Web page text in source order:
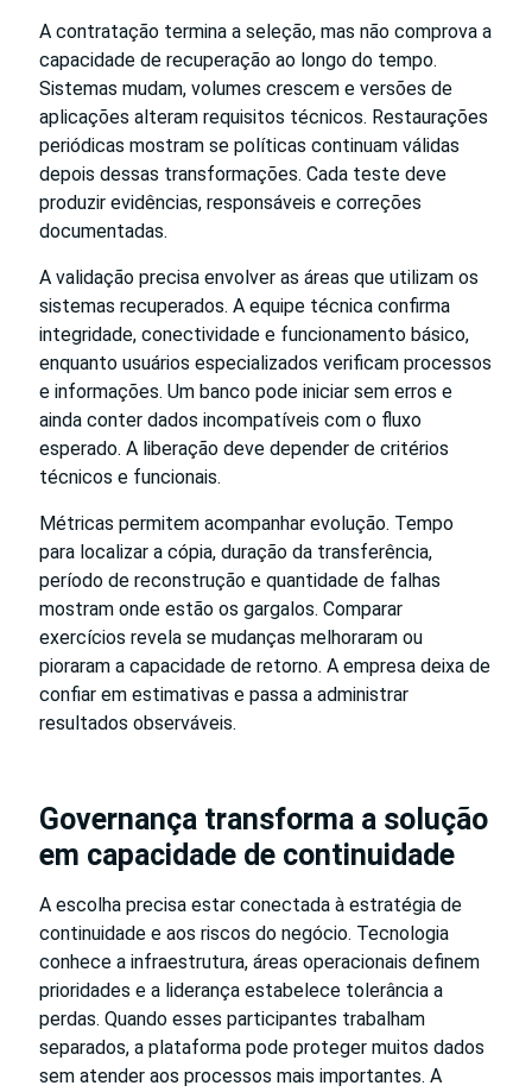
A contratação termina a seleção, mas não comprova a
capacidade de recuperação ao longo do tempo.
Sistemas mudam, volumes crescem e versões de
aplicações alteram requisitos técnicos. Restaurações
periódicas mostram se políticas continuam válidas
depois dessas transformações. Cada teste deve
produzir evidências, responsáveis e correções
documentadas.
A validação precisa envolver as áreas que utilizam os
sistemas recuperados. A equipe técnica confirma
integridade, conectividade e funcionamento básico,
enquanto usuários especializados verificam processos
e informações. Um banco pode iniciar sem erros e
ainda conter dados incompatíveis com o fluxo
esperado. A liberação deve depender de critérios
técnicos e funcionais.
Métricas permitem acompanhar evolução. Tempo
para localizar a cópia, duração da transferência,
período de reconstrução e quantidade de falhas
mostram onde estão os gargalos. Comparar
exercícios revela se mudanças melhoraram ou
pioraram a capacidade de retorno. A empresa deixa de
confiar em estimativas e passa a administrar
resultados observáveis.
Governança transforma a solução
em capacidade de continuidade
A escolha precisa estar conectada à estratégia de
continuidade e aos riscos do negócio. Tecnologia
conhece a infraestrutura, áreas operacionais definem
prioridades e a liderança estabelece tolerância a
perdas. Quando esses participantes trabalham
separados, a plataforma pode proteger muitos dados
sem atender aos processos mais importantes. A